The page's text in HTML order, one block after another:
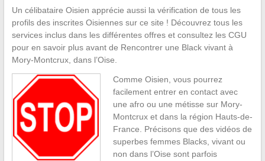
Un célibataire Oisien apprécie aussi la vérification de tous les
profils des inscrites Oisiennes sur ce site ! Découvrez tous les
services inclus dans les différentes offres et consultez les CGU
pour en savoir plus avant de Rencontrer une Black vivant à
Mory-Montcrux, dans l’Oise.
Comme Oisien, vous pourrez
facilement entrer en contact avec
une afro ou une métisse sur Mory-
Montcrux et dans la région Hauts-de-
France. Précisons que des vidéos de
superbes femmes Blacks, vivant ou
non dans l’Oise sont parfois